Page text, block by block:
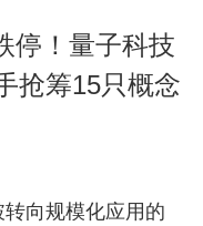
停！量子科技
抢筹15只概念
向规模化应用的